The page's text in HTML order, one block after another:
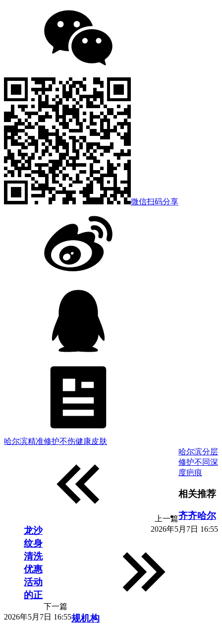
微信扫码分享
哈尔滨精准修护不伤健康皮肤
上一篇
2026年5月7日 16:55
哈尔滨分层
修护不同深
度疤痕
下一篇
2026年5月7日 16:55
相关推荐
齐齐哈尔
龙沙
纹身
清洗
优惠
活动
的正
规机构